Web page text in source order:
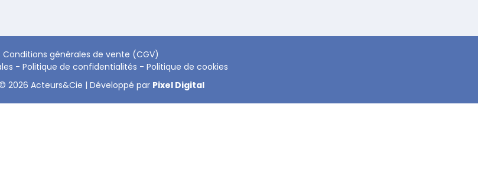
Conditions générales de vente (CGV)
- Politique de confidentialités - Politique de cookies
2026 Acteurs&Cie | Développé par Pixel Digital